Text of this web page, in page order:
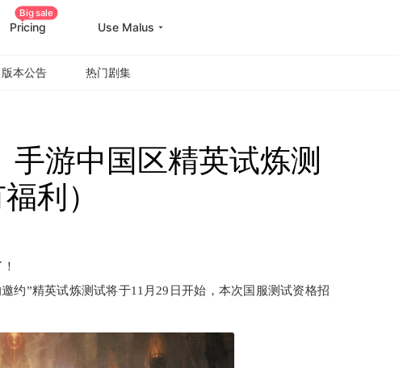
Pricing
Big sale
Use Malus
版本公告 热门剧集
手游中国区精英试炼测
利）
约”精英试炼测试将于11月29日开始，本次国服测试资格招